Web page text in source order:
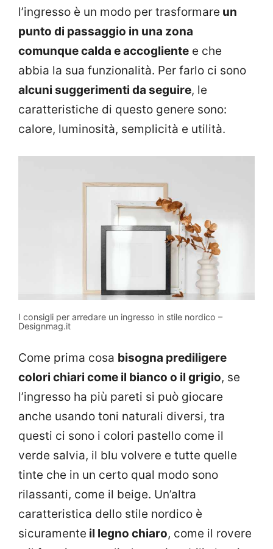
l’ingresso è un modo per trasformare un
punto di passaggio in una zona
comunque calda e accogliente e che
abbia la sua funzionalità. Per farlo ci sono
alcuni suggerimenti da seguire, le
caratteristiche di questo genere sono:
calore, luminosità, semplicità e utilità.
I consigli per arredare un ingresso in stile nordico –
Designmag.it
Come prima cosa bisogna prediligere
colori chiari come il bianco o il grigio, se
l’ingresso ha più pareti si può giocare
anche usando toni naturali diversi, tra
questi ci sono i colori pastello come il
verde salvia, il blu volvere e tutte quelle
tinte che in un certo qual modo sono
rilassanti, come il beige. Un’altra
caratteristica dello stile nordico è
sicuramente il legno chiaro, come il rovere